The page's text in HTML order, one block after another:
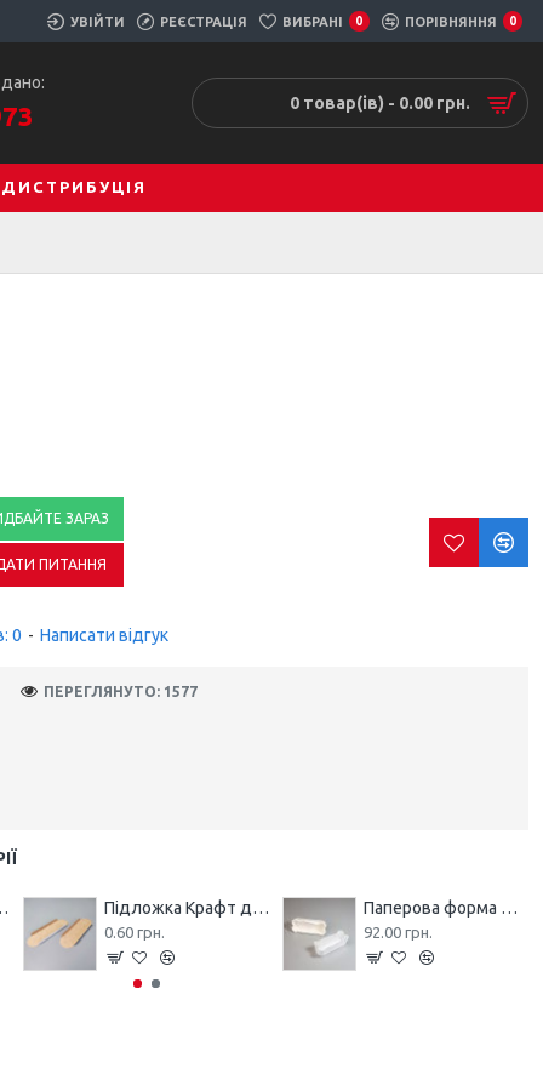
УВІЙТИ РЕЄСТРАЦІЯ ВИБРАНІ 0 ПОРІВНЯННЯ 0
0 товар(ів) - 0.00 грн.
ДИСТРИБУЦІЯ
ПЕРЕГЛЯНУТО: 1577
0 - Написати відгук
ЗАРАЗ
ПИТАННЯ
Біла Підложка Крафт для еклеру 145*40*10
0.60 грн.
Паперова форма для еклеру біла 100/35*30 (100 шт)
92.00 грн.